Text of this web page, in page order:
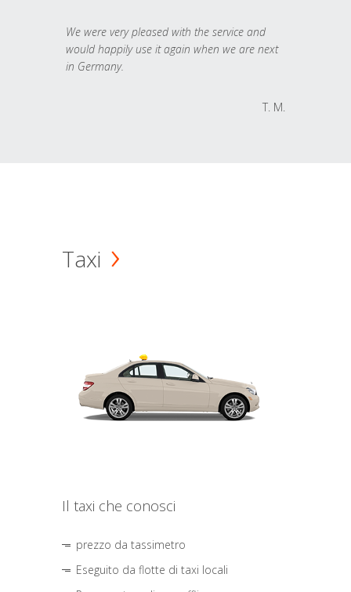
We were very pleased with the service and
would happily use it again when we are next
in Germany.
T. M.
Taxi
Il taxi che conosci
prezzo da tassimetro
Eseguito da flotte di taxi locali